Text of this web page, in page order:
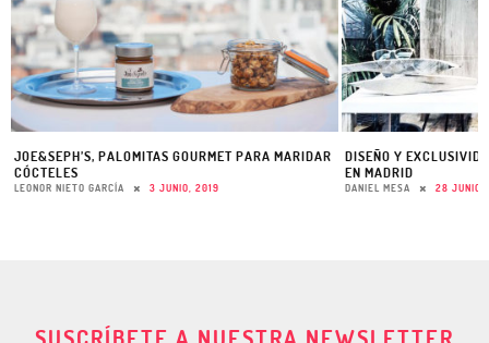
JOE&SEPH’S, PALOMITAS GOURMET PARA MARIDAR
CÓCTELES
LEONOR NIETO GARCÍA 3 JUNIO, 2019
DISEÑO Y
EN MADRID
DANIEL MESA 28 JUNIO,